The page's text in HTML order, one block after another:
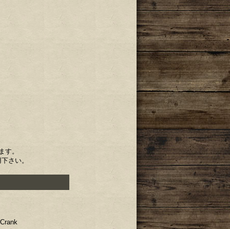
す。
さい。